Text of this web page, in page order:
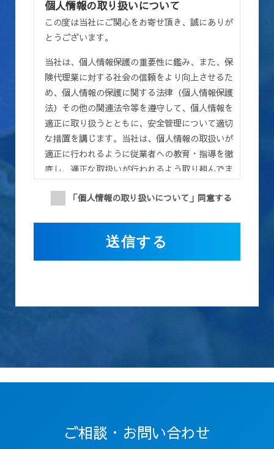
個人情報の取り扱いについて
この度は当社にご関心をお寄せ頂き、誠にありが
とうございます。
当社は、個人情報保護の重要性に鑑み、また、保
険代理業に対する社会の信頼をより向上させるた
め、個人情報の保護に関する法律（個人情報保護
法）その他の関連法令等を遵守して、個人情報を
適正に取り扱うとともに、安全管理について適切
な措置を講じます。当社は、個人情報の取扱いが
適正に行われるように従業者への教育・指導を徹
底し、適正な取扱いが行われるよう取り組んでま
情・相談に迅速に対応し、当社の個人情報の取扱
第２条（定義）
て、当該情報を構成する氏名、住所、電話番号、
メールアドレス、生年月日、及びその他の記述等
「個人情報の取り扱いについて」同意する
ご相談・お問い合わせ